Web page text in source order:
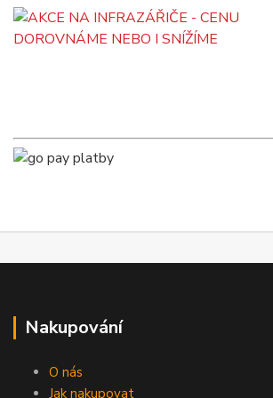
Nakupování
O nás
Jak nakupovat